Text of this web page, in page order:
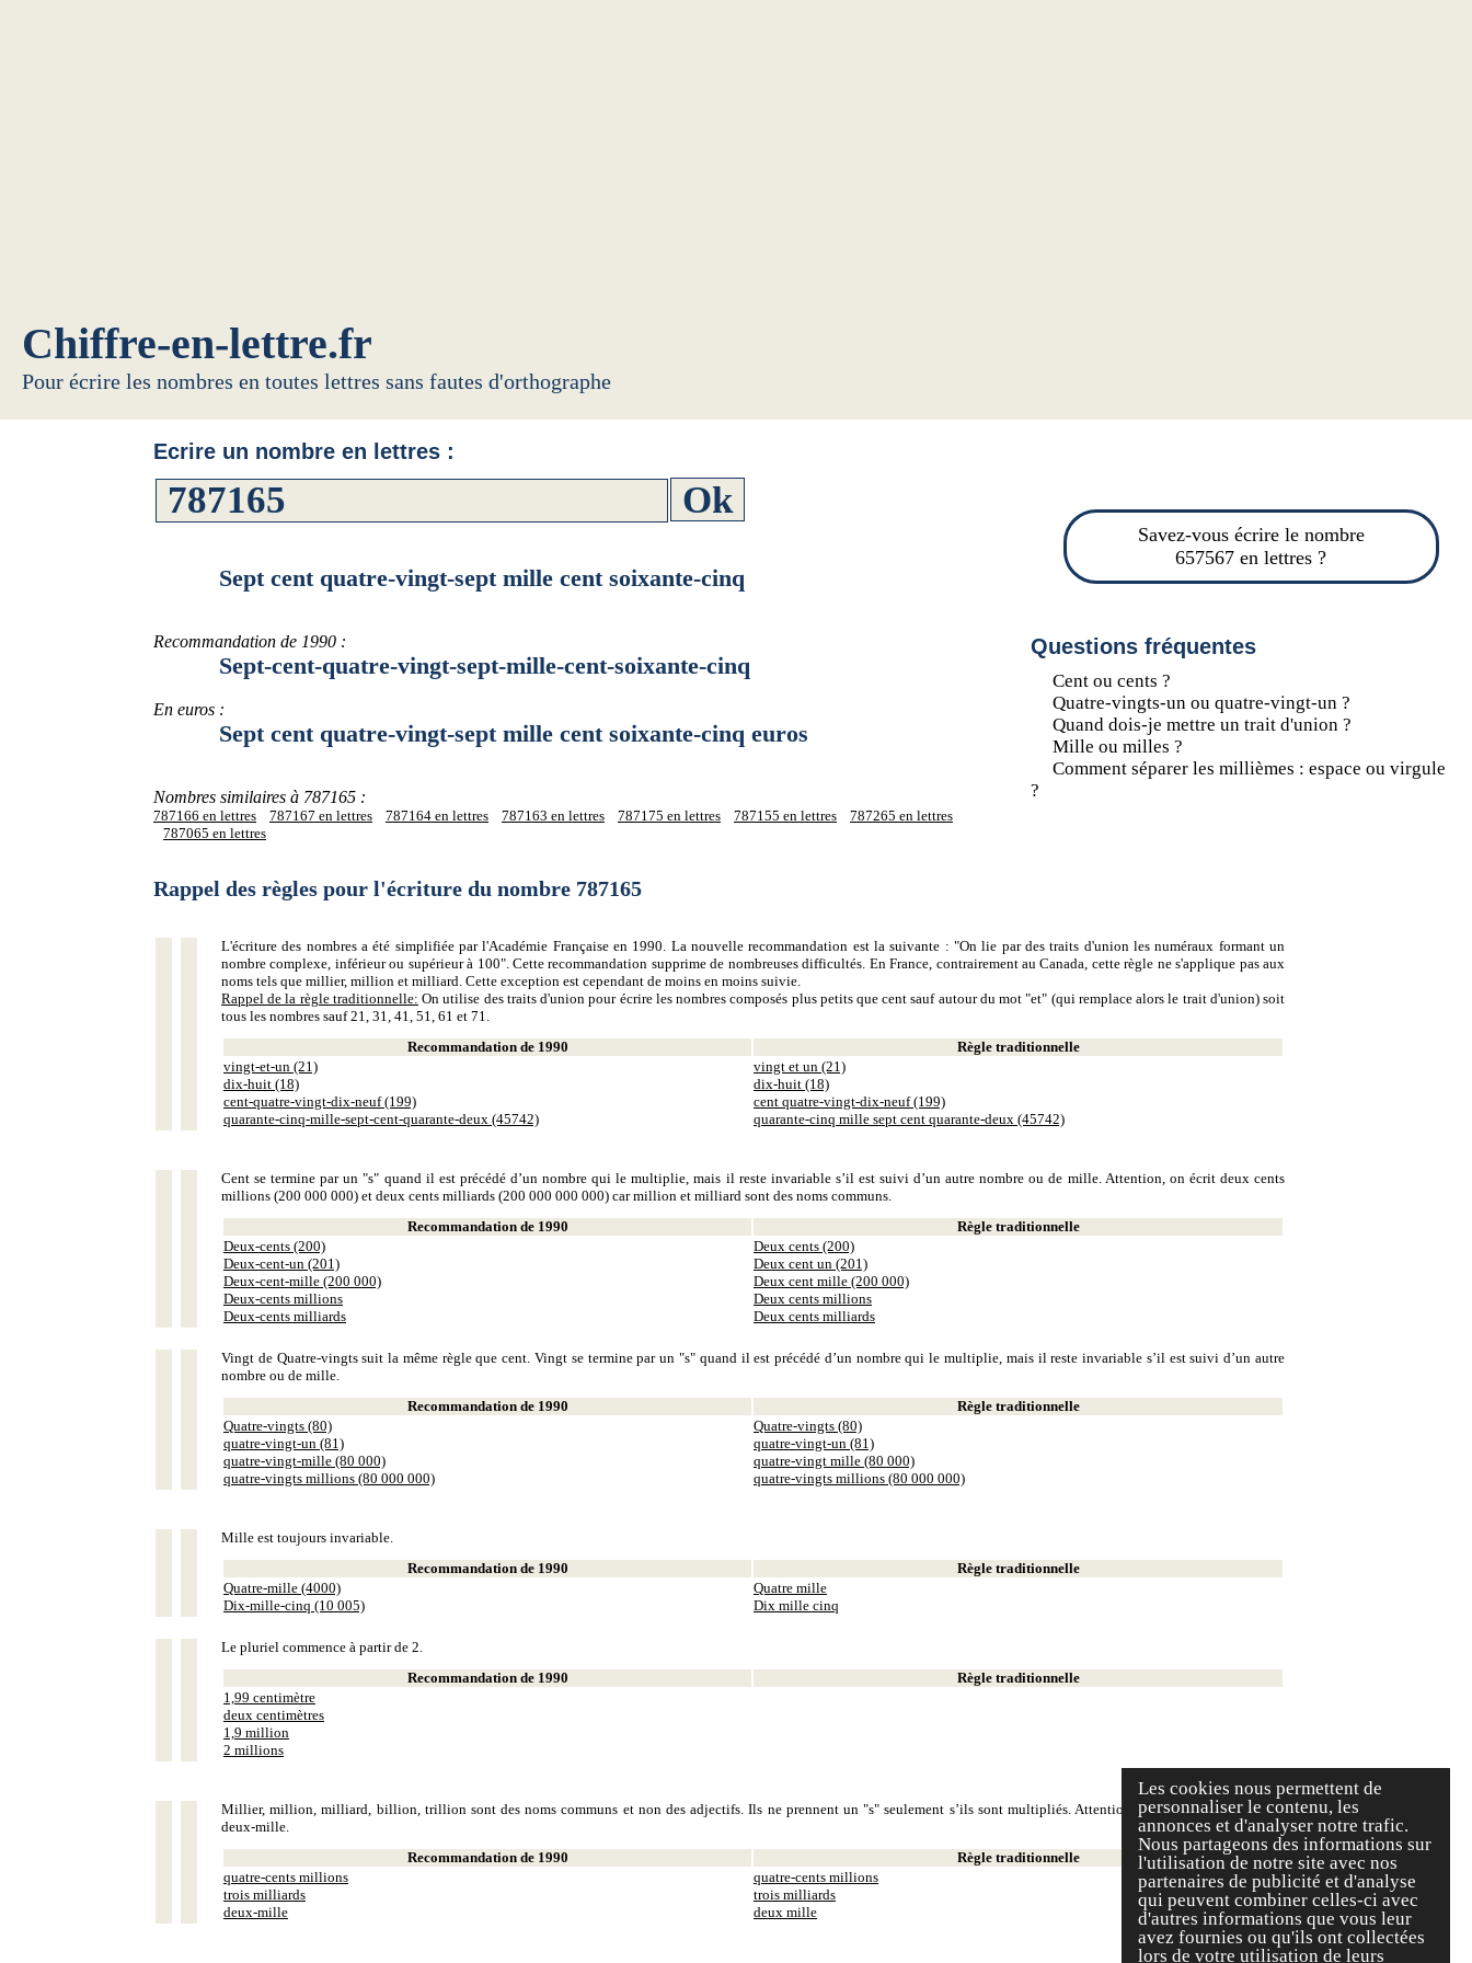
Les cookies nous permettent de
personnaliser le contenu, les
annonces et d'analyser notre trafic.
Nous partageons des informations sur
l'utilisation de notre site avec nos
partenaires de publicité et d'analyse
qui peuvent combiner celles-ci avec
d'autres informations que vous leur
avez fournies ou qu'ils ont collectées
lors de votre utilisation de leurs
Chiffre-en-lettre.fr
Pour écrire les nombres en toutes lettres sans fautes d'orthographe
Savez-vous écrire le nombre
657567 en lettres ?
Questions fréquentes
Cent ou cents ?
Quatre-vingts-un ou quatre-vingt-un ?
Quand dois-je mettre un trait d'union ?
Mille ou milles ?
Comment séparer les millièmes : espace ou virgule
?
Ecrire un nombre en lettres :
Sept cent quatre-vingt-sept mille cent soixante-cinq
Recommandation de 1990 :
Sept-cent-quatre-vingt-sept-mille-cent-soixante-cinq
En euros :
Sept cent quatre-vingt-sept mille cent soixante-cinq euros
Nombres similaires à 787165 :
787166 en lettres 787167 en lettres 787164 en lettres 787163 en lettres 787175 en lettres 787155 en lettres
787265 en lettres
787065 en lettres
Rappel des règles pour l'écriture du nombre 787165
L'écriture des nombres a été simplifiée par l'Académie Française en 1990. La nouvelle recommandation est la suivante : "On lie par des traits d'union les numéraux formant un
nombre complexe, inférieur ou supérieur à 100". Cette recommandation supprime de nombreuses difficultés. En France, contrairement au Canada, cette règle ne s'applique pas aux
noms tels que millier, million et milliard. Cette exception est cependant de moins en moins suivie.
Rappel de la règle traditionnelle: On utilise des traits d'union pour écrire les nombres composés plus petits que cent sauf autour du mot "et" (qui remplace alors le trait d'union) soit
tous les nombres sauf 21, 31, 41, 51, 61 et 71.
Recommandation de 1990
Règle traditionnelle
vingt-et-un (21)
dix-huit (18)
cent-quatre-vingt-dix-neuf (199)
quarante-cinq-mille-sept-cent-quarante-deux (45742)
vingt et un (21)
dix-huit (18)
cent quatre-vingt-dix-neuf (199)
quarante-cinq mille sept cent quarante-deux (45742)
Cent se termine par un "s" quand il est précédé d’un nombre qui le multiplie, mais il reste invariable s’il est suivi d’un autre nombre ou de mille. Attention, on écrit deux cents
millions (200 000 000) et deux cents milliards (200 000 000 000) car million et milliard sont des noms communs.
Recommandation de 1990
Règle traditionnelle
Deux-cents (200)
Deux-cent-un (201)
Deux-cent-mille (200 000)
Deux-cents millions
Deux-cents milliards
Deux cents (200)
Deux cent un (201)
Deux cent mille (200 000)
Deux cents millions
Deux cents milliards
Vingt de Quatre-vingts suit la même règle que cent. Vingt se termine par un "s" quand il est précédé d’un nombre qui le multiplie, mais il reste invariable s’il est suivi d’un autre
nombre ou de mille.
Recommandation de 1990
Règle traditionnelle
Quatre-vingts (80)
quatre-vingt-un (81)
quatre-vingt-mille (80 000)
quatre-vingts millions (80 000 000)
Quatre-vingts (80)
quatre-vingt-un (81)
quatre-vingt mille (80 000)
quatre-vingts millions (80 000 000)
Mille est toujours invariable.
Recommandation de 1990
Règle traditionnelle
Quatre-mille (4000)
Dix-mille-cinq (10 005)
Quatre mille
Dix mille cinq
Le pluriel commence à partir de 2.
Recommandation de 1990
Règle traditionnelle
1,99 centimètre
deux centimètres
1,9 million
2 millions
Millier, million, milliard, billion, trillion sont des noms communs et non des adjectifs. Ils ne prennent un "s" seulement s’ils sont multipliés. Attention, on écrit deux milliers et
deux-mille.
Recommandation de 1990
Règle traditionnelle
quatre-cents millions
trois milliards
deux-mille
quatre-cents millions
trois milliards
deux mille